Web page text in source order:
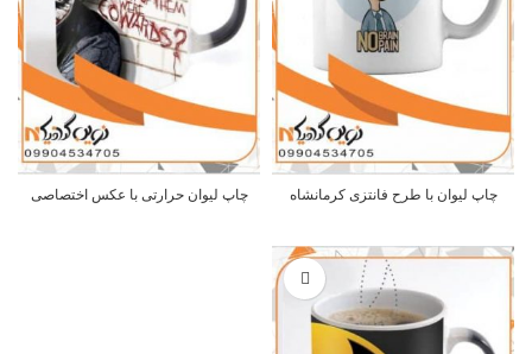
چاپ لیوان با طرح فانتزی کرمانشاه چاپ لیوان حرارتی با عکس اختصاصی